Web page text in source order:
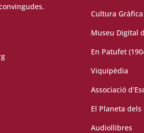
Cultura Gràfica
Museu Digital
En Patufet
Viquipèdia
Associació
El Planeta dels
Audiollibres